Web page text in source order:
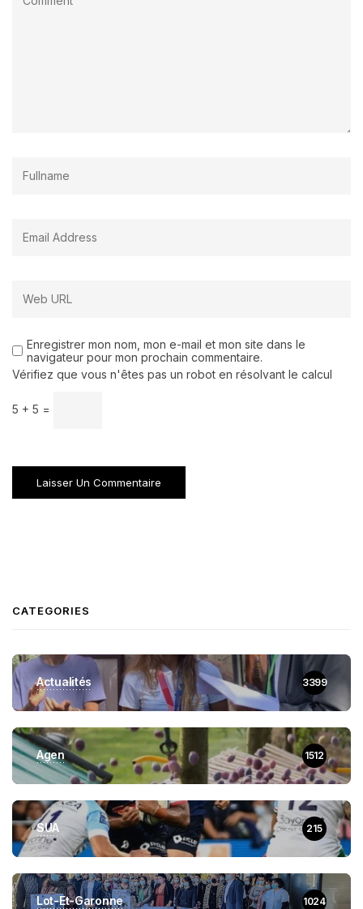
Enregistrer mon nom, mon e-mail et mon site dans le
navigateur pour mon prochain commentaire.
Vérifiez que vous n'êtes pas un robot en résolvant le calcul
5 + 5 =
CATEGORIES
Actualités 3399
Agen 1512
SUA 215
Lot-Et-Garonne 1024